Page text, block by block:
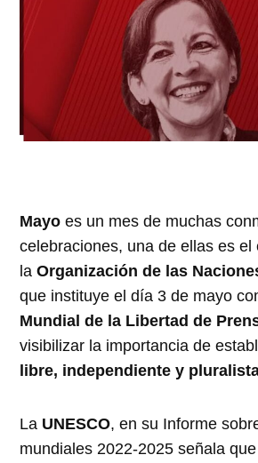
Mayo es un mes de muchas
celebraciones, una de ellas es el
laOrganización de las
que instituye el día 3 de mayo
Mundial de la Libertad de
visibilizar la importancia de
libre, independiente y
La UNESCO, en su Informe
mundiales 2022-2025 señala